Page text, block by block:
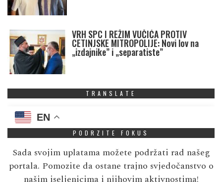
VRH SPC I REŽIM VUČIĆA PROTIV
CETINJSKE MITROPOLIJE: Novi lov na
„izdajnike” i „separatiste”
TRANSLATE
EN
PODRZITE FOKUS
Sada svojim uplatama možete podržati rad našeg
portala. Pomozite da ostane trajno svjedočanstvo o